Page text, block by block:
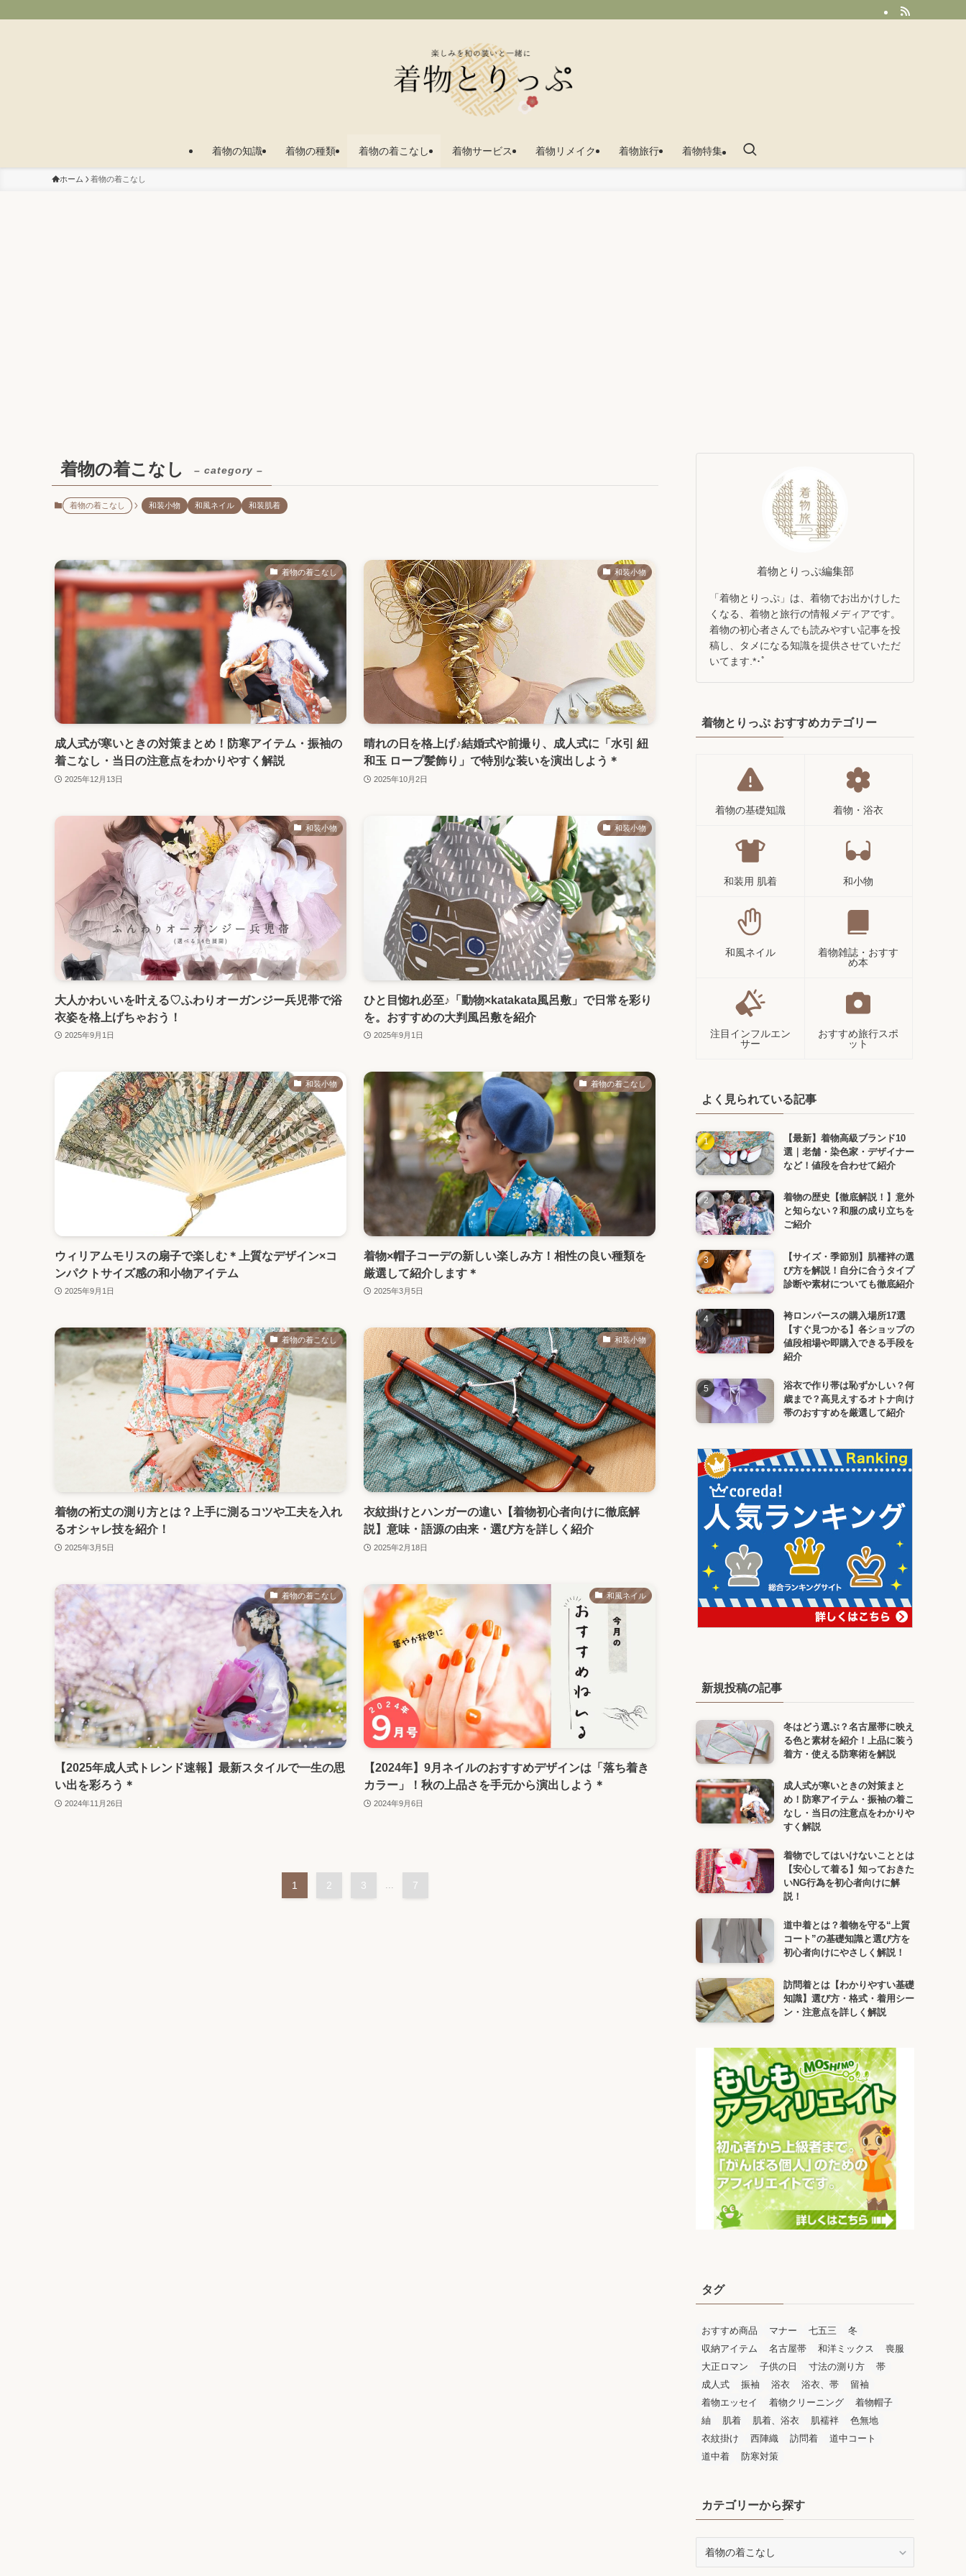
着物の知識 着物の種類 着物の着こなし 着物サービス 着物リメイク 着物旅行 着物特集
ホーム 着物の着こなし
着物の着こなし – category –
着物の着こなし 和装小物 和風ネイル 和装肌着
着物の着こなし
成人式が寒いときの対策まとめ！防寒アイテム・振袖の
着こなし・当日の注意点をわかりやすく解説
2025年12月13日
和装小物
晴れの日を格上げ♪結婚式や前撮り、成人式に「水引 紐
和玉 ロープ髪飾り」で特別な装いを演出しよう＊
2025年10月2日
和装小物
大人かわいいを叶える♡ふわりオーガンジー兵児帯で浴
衣姿を格上げちゃおう！
2025年9月1日
和装小物
ひと目惚れ必至♪「動物×katakata風呂敷」で日常を彩り
を。おすすめの大判風呂敷を紹介
2025年9月1日
和装小物
ウィリアムモリスの扇子で楽しむ＊上質なデザイン×コ
ンパクトサイズ感の和小物アイテム
2025年9月1日
着物の着こなし
着物×帽子コーデの新しい楽しみ方！相性の良い種類を
厳選して紹介します＊
2025年3月5日
着物の着こなし
着物の裄丈の測り方とは？上手に測るコツや工夫を入れ
るオシャレ技を紹介！
2025年3月5日
和装小物
衣紋掛けとハンガーの違い【着物初心者向けに徹底解
説】意味・語源の由来・選び方を詳しく紹介
2025年2月18日
着物の着こなし
【2025年成人式トレンド速報】最新スタイルで一生の思
い出を彩ろう＊
2024年11月26日
和風ネイル
【2024年】9月ネイルのおすすめデザインは「落ち着き
カラー」！秋の上品さを手元から演出しよう＊
2024年9月6日
1 2 3 7
着物とりっぷ編集部
「着物とりっぷ」は、着物でお出かけした
くなる、着物と旅行の情報メディアです。
着物の初心者さんでも読みやすい記事を投
稿し、タメになる知識を提供させていただ
いてます.*･ﾟ
着物とりっぷ おすすめカテゴリー
着物の基礎知識 着物・浴衣
和装用 肌着 和小物
和風ネイル
着物雑誌・おすす
め本
注目インフルエン
サー
おすすめ旅行スポ
ット
よく見られている記事
【最新】着物高級ブランド10
選｜老舗・染色家・デザイナー
など！値段を合わせて紹介
着物の歴史【徹底解説！】意外
と知らない？和服の成り立ちを
ご紹介
【サイズ・季節別】肌襦袢の選
び方を解説！自分に合うタイプ
診断や素材についても徹底紹介
袴ロンパースの購入場所17選
【すぐ見つかる】各ショップの
値段相場や即購入できる手段を
紹介
浴衣で作り帯は恥ずかしい？何
歳まで？高見えするオトナ向け
帯のおすすめを厳選して紹介
新規投稿の記事
冬はどう選ぶ？名古屋帯に映え
る色と素材を紹介！上品に装う
着方・使える防寒術を解説
成人式が寒いときの対策まと
め！防寒アイテム・振袖の着こ
なし・当日の注意点をわかりや
すく解説
着物でしてはいけないこととは
【安心して着る】知っておきた
いNG行為を初心者向けに解
説！
道中着とは？着物を守る“上質
コート”の基礎知識と選び方を
初心者向けにやさしく解説！
訪問着とは【わかりやすい基礎
知識】選び方・格式・着用シー
ン・注意点を詳しく解説
タグ
おすすめ商品 マナー 七五三
冬
収納アイテム
名古屋帯 和洋ミックス
喪服
大正ロマン
子供の日 寸法の測り方
帯
成人式
振袖 浴衣 浴衣、帯
留袖
着物エッセイ
着物クリーニング
着物帽子
紬
肌着 肌着、浴衣 肌襦袢
色無地
衣紋掛け
西陣織 訪問着
道中コート
道中着
防寒対策
カテゴリーから探す